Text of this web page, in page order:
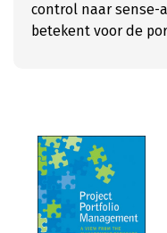
control naar sense-
betekent voor de